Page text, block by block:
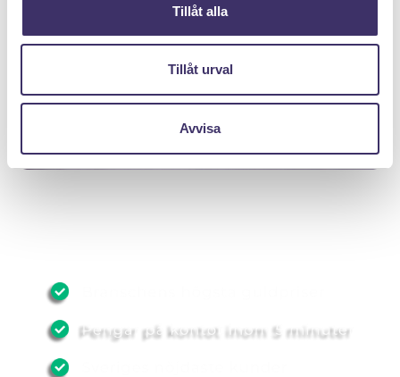
Tillåt alla
Tillåt urval
Avvisa